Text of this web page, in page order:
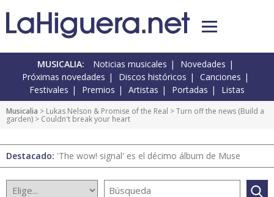
MUSICALIA: Noticias musicales
Novedades
Próximas novedades
Discos históricos
Canciones
Festivales
Premios Artistas Portadas Listas
Musicalia > Lukas Nelson & Promise of the Real >Turn off the news (Build a
garden) > Couldn't break your heart
Destacado: 'The wow! signal' es el décimo álbum de Muse